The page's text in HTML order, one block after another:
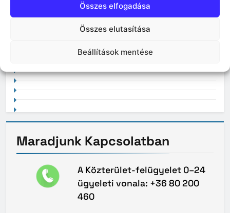
Összes elfogadása
Összes elutasítása
Beállítások mentése
Maradjunk Kapcsolatban
A Közterület-felügyelet 0–24
ügyeleti vonala: +36 80 200
460